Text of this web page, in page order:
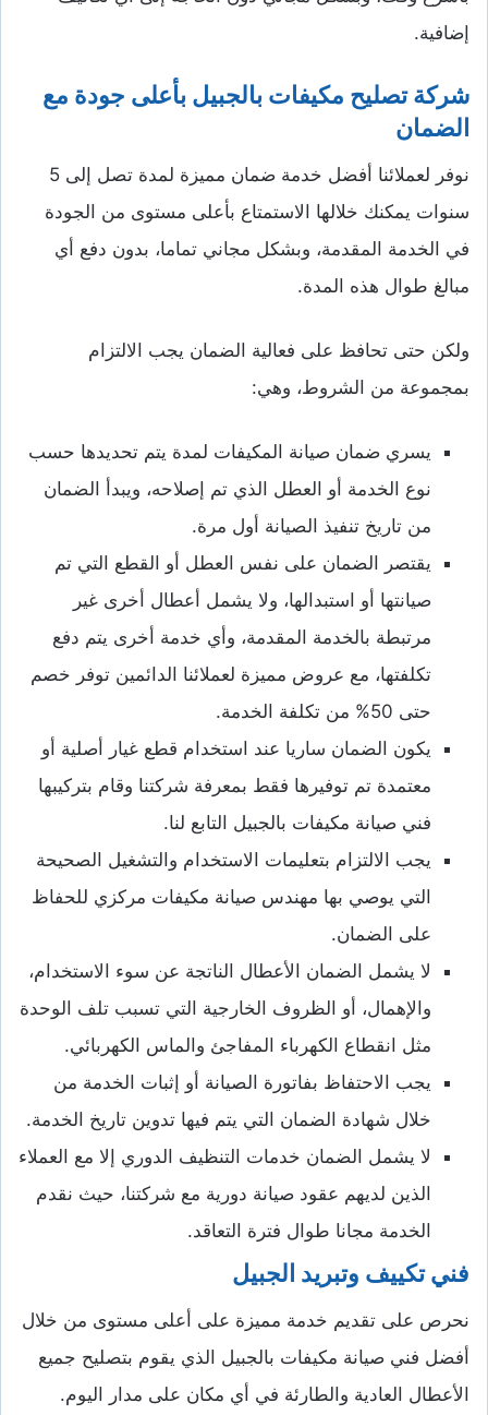
إضافية.
شركة تصليح مكيفات بالجبيل بأعلى جودة مع
الضمان
نوفر لعملائنا أفضل خدمة ضمان مميزة لمدة تصل إلى 5
سنوات يمكنك خلالها الاستمتاع بأعلى مستوى من الجودة
في الخدمة المقدمة، وبشكل مجاني تماما، بدون دفع أي
مبالغ طوال هذه المدة.
ولكن حتى تحافظ على فعالية الضمان يجب الالتزام
بمجموعة من الشروط، وهي:
يسري ضمان صيانة المكيفات لمدة يتم تحديدها حسب
نوع الخدمة أو العطل الذي تم إصلاحه، ويبدأ الضمان
من تاريخ تنفيذ الصيانة أول مرة.
يقتصر الضمان على نفس العطل أو القطع التي تم
صيانتها أو استبدالها، ولا يشمل أعطال أخرى غير
مرتبطة بالخدمة المقدمة، وأي خدمة أخرى يتم دفع
تكلفتها، مع عروض مميزة لعملائنا الدائمين توفر خصم
حتى 50% من تكلفة الخدمة.
يكون الضمان ساريا عند استخدام قطع غيار أصلية أو
معتمدة تم توفيرها فقط بمعرفة شركتنا وقام بتركيبها
فني صيانة مكيفات بالجبيل التابع لنا.
يجب الالتزام بتعليمات الاستخدام والتشغيل الصحيحة
التي يوصي بها مهندس صيانة مكيفات مركزي للحفاظ
على الضمان.
لا يشمل الضمان الأعطال الناتجة عن سوء الاستخدام،
والإهمال، أو الظروف الخارجية التي تسبب تلف الوحدة
مثل انقطاع الكهرباء المفاجئ والماس الكهربائي.
يجب الاحتفاظ بفاتورة الصيانة أو إثبات الخدمة من
خلال شهادة الضمان التي يتم فيها تدوين تاريخ الخدمة.
لا يشمل الضمان خدمات التنظيف الدوري إلا مع العملاء
الذين لديهم عقود صيانة دورية مع شركتنا، حيث نقدم
الخدمة مجانا طوال فترة التعاقد.
فني تكييف وتبريد الجبيل
نحرص على تقديم خدمة مميزة على أعلى مستوى من خلال
أفضل فني صيانة مكيفات بالجبيل الذي يقوم بتصليح جميع
الأعطال العادية والطارئة في أي مكان على مدار اليوم.